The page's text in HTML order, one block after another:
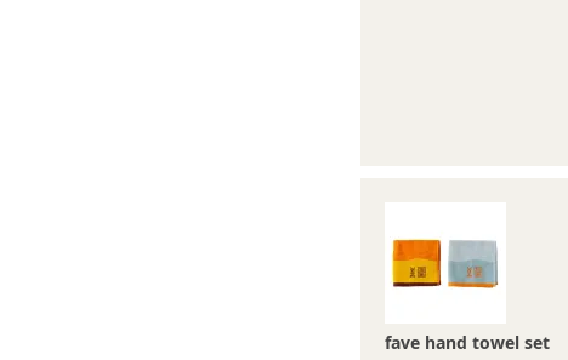
fave hand towel set